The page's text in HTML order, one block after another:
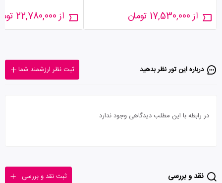
از 17,530,000 تومان از 22,780,000 تومان
درباره این تور‌ نظر بدهید ثبت نظر ارزشمند شما
در رابطه با این مطلب دیدگاهی وجود ندارد
نقد و بررسی ثبت نقد و بررسی